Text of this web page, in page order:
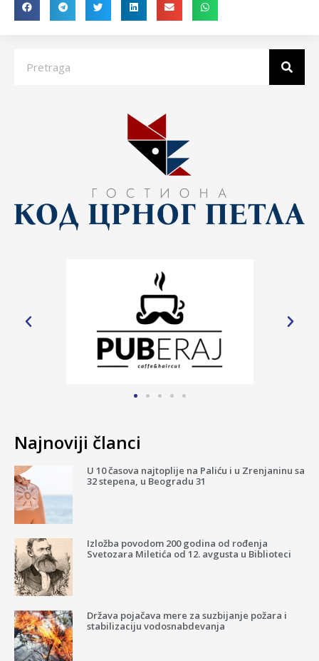
Najnoviji članci
U 10 časova najtoplije na Paliću i u Zrenjaninu sa
32 stepena, u Beogradu 31
Izložba povodom 200 godina od rođenja
Svetozara Miletića od 12. avgusta u Biblioteci
Država pojačava mere za suzbijanje požara i
stabilizaciju vodosnabdevanja